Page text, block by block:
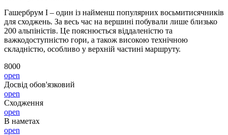
Гашербрум I – один із найменш популярних восьмитисячників
для сходжень. За весь час на вершині побували лише близько
200 альпіністів. Це пояснюється віддаленістю та
важкодоступністю гори, а також високою технічною
складністю, особливо у верхній частині маршруту.
8000
open
Досвід обов'язковий
open
Сходження
open
В наметах
open